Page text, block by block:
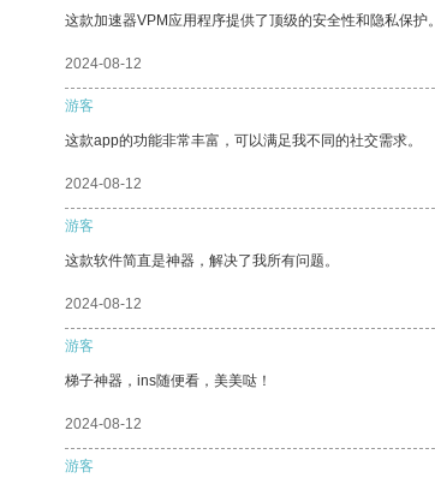
这款加速器VPM应用程序提供了顶级的安全性和隐私保护。
2024-08-12
游客
这款app的功能非常丰富，可以满足我不同的社交需求。
2024-08-12
游客
这款软件简直是神器，解决了我所有问题。
2024-08-12
游客
梯子神器，ins随便看，美美哒！
2024-08-12
游客